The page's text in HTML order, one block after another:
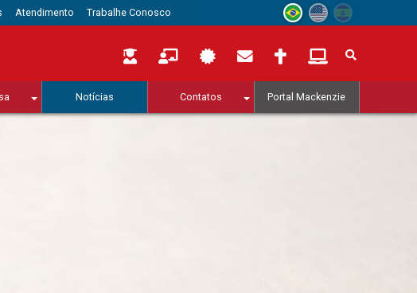
Atendimento Trabalhe Conosco
Notícias Contatos Portal Mackenzie